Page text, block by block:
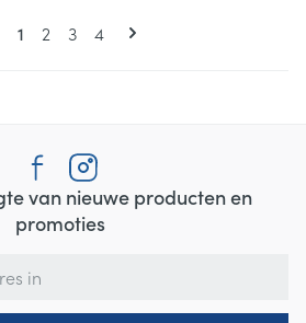
Pagina's
U lees momenteel pagina
1 Pagina
2 Pagina
3 Pagina
4
van nieuwe producten en
promoties